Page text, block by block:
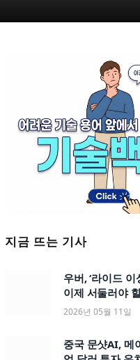
지금 뜨는 기사
우버, ‘라이드
이제 서둘러야
2026년 05월 11일
중국 문샷AI, 메